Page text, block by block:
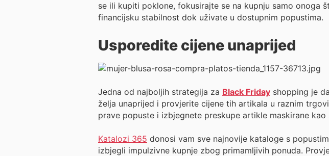
se ili kupiti poklone, fokusirajte se na kupnju samo
financijsku stabilnost dok uživate u dostupnim popustima.
Usporedite cijene unaprijed
Jedna od najboljih strategija za Black Friday shopping je
želja unaprijed i provjerite cijene tih artikala u raznim
prave popuste i izbjegnete preskupe artikle maskirane kao
Katalozi 365 donosi vam sve najnovije kataloge s
izbjegli impulzivne kupnje zbog primamljivih ponuda.